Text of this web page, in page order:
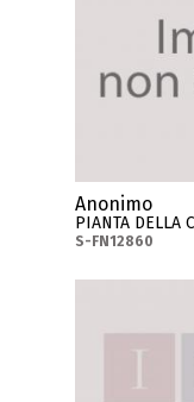
Anonimo
PIANTA DELLA
S-FN12860